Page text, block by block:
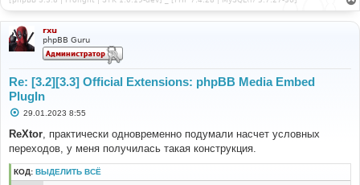
rxu
phpBB Guru
Re: [3.2][3.3] Official Extensions: phpBB Media Embed
PlugIn
С
о
б
щ
н
и
29.01.2023 8:55
ReXtor , практически одновременно подумали насчет условных
переходов, у меня получилась такая конструкция.
КОД: ВЫДЕЛИТЬ ВСЁ